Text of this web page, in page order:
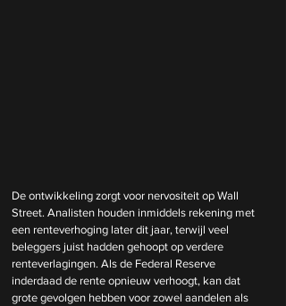
De ontwikkeling zorgt voor nervositeit op Wall
Street. Analisten houden inmiddels rekening met
een renteverhoging later dit jaar, terwijl veel
beleggers juist hadden gehoopt op verdere
renteverlagingen. Als de Federal Reserve
inderdaad de rente opnieuw verhoogt, kan dat
grote gevolgen hebben voor zowel aandelen als